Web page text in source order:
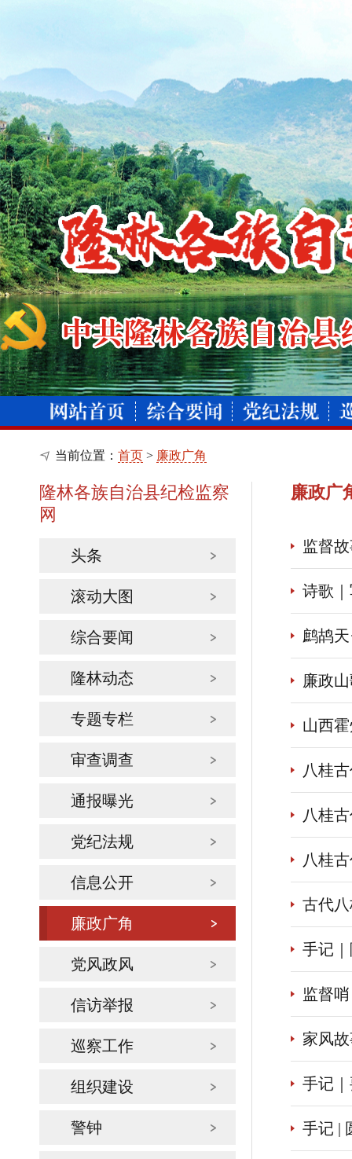
当前位置： 首页 > 廉政广角
隆林各族自治县纪检监察
网
头条
滚动大图
综合要闻
隆林动态
专题专栏
审查调查
通报曝光
党纪法规
信息公开
廉政广角
党风政风
信访举报
巡察工作
组织建设
警钟
廉政广
监督
诗歌
鹧鸪
廉政
山西
八桂
八桂
八桂
古代
手记
监督
家风
手记
手记 |